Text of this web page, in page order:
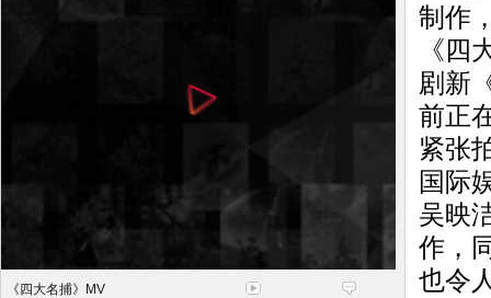
《四大名捕》MV
制作
《四
剧新
前正
紧张
国际
吴映
作，
也令